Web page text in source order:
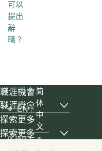
可以
提出
辭
職？
職涯機會
職涯機會
, list with 6 items, 1 of 3
探索更多
探索更多
, list with 4 items, 2 of 3
版權所有©
EN
简
体
中
文